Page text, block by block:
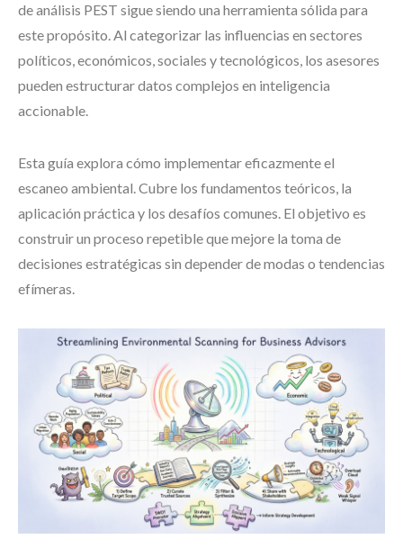
de análisis PEST sigue siendo una herramienta sólida para
este propósito. Al categorizar las influencias en sectores
políticos, económicos, sociales y tecnológicos, los asesores
pueden estructurar datos complejos en inteligencia
accionable.
Esta guía explora cómo implementar eficazmente el
escaneo ambiental. Cubre los fundamentos teóricos, la
aplicación práctica y los desafíos comunes. El objetivo es
construir un proceso repetible que mejore la toma de
decisiones estratégicas sin depender de modas o tendencias
efímeras.